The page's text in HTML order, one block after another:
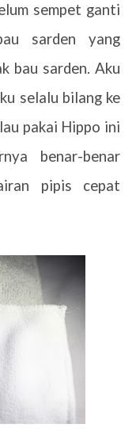
sempet ganti
sarden yang
bau sarden. Aku
selalu bilang ke
pakai Hippo ini
benar-benar
pipis cepat